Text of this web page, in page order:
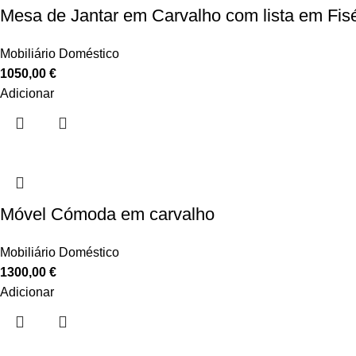
Mesa de Jantar em Carvalho com lista em
Mobiliário Doméstico
1050,00 €
Adicionar
Móvel Cómoda em carvalho
Mobiliário Doméstico
1300,00 €
Adicionar